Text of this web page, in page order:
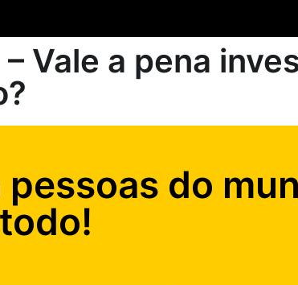
Vale a pena
do
todo!